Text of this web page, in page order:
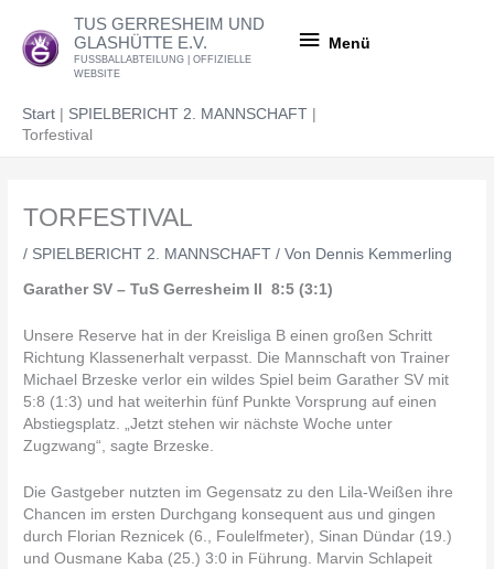
Inhalt
springen
TUS GERRESHEIM UND
GLASHÜTTE E.V.
FUSSBALLABTEILUNG | OFFIZIELLE
WEBSITE
Menü
Start
SPIELBERICHT 2. MANNSCHAFT
Torfestival
TORFESTIVAL
/ SPIELBERICHT 2. MANNSCHAFT / Von Dennis Kemmerling
Garather SV – TuS Gerresheim II 8:5 (3:1)
Unsere Reserve hat in der Kreisliga B einen großen Schritt
Richtung Klassenerhalt verpasst. Die Mannschaft von Trainer
Michael Brzeske verlor ein wildes Spiel beim Garather SV mit
5:8 (1:3) und hat weiterhin fünf Punkte Vorsprung auf einen
Abstiegsplatz. „Jetzt stehen wir nächste Woche unter
Zugzwang“, sagte Brzeske.
Die Gastgeber nutzten im Gegensatz zu den Lila-Weißen ihre
Chancen im ersten Durchgang konsequent aus und gingen
durch Florian Reznicek (6., Foulelfmeter), Sinan Dündar (19.)
und Ousmane Kaba (25.) 3:0 in Führung. Marvin Schlapeit